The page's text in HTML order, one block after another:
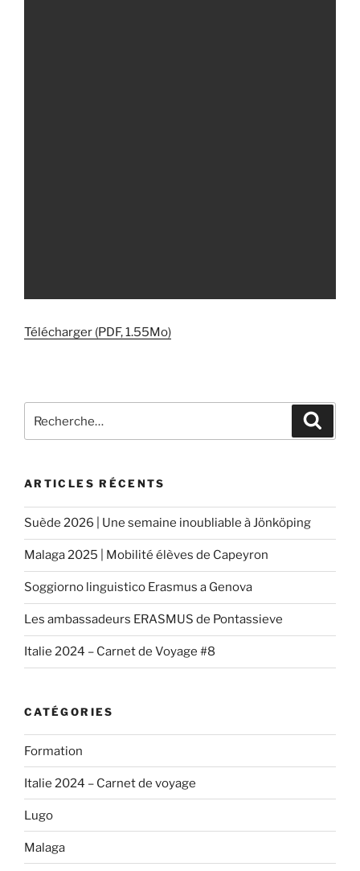
Télécharger (PDF, 1.55Mo)
pour
ARTICLES RÉCENTS
Suède 2026 | Une semaine inoubliable à Jönköping
Malaga 2025 | Mobilité élèves de Capeyron
Soggiorno linguistico Erasmus a Genova
Les ambassadeurs ERASMUS de Pontassieve
Italie 2024 – Carnet de Voyage #8
CATÉGORIES
Formation
Italie 2024 – Carnet de voyage
Lugo
Malaga